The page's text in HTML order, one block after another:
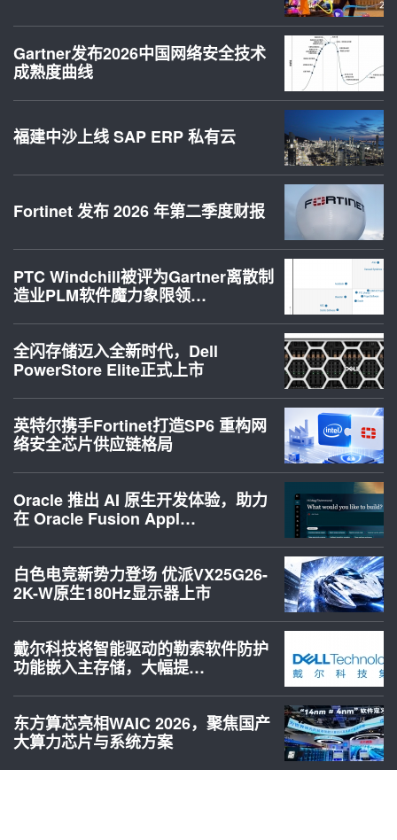
Gartner发布2026中国网络安全技术
成熟度曲线
福建中沙上线 SAP ERP 私有云
Fortinet 发布 2026 年第二季度财报
PTC Windchill被评为Gartner离散制
造业PLM软件魔力象限领…
全闪存储迈入全新时代，Dell
PowerStore Elite正式上市
英特尔携手Fortinet打造SP6 重构网
络安全芯片供应链格局
Oracle 推出 AI 原生开发体验，助力
在 Oracle Fusion Appl…
白色电竞新势力登场 优派VX25G26-
2K-W原生180Hz显示器上市
戴尔科技将智能驱动的勒索软件防护
功能嵌入主存储，大幅提…
东方算芯亮相WAIC 2026，聚焦国产
大算力芯片与系统方案